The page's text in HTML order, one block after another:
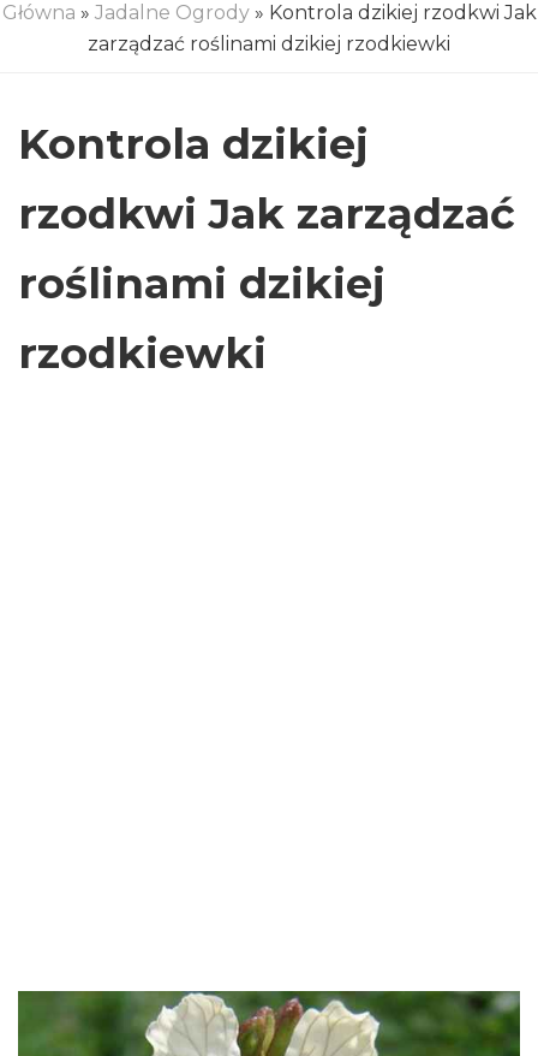
Główna » Jadalne Ogrody» Kontrola dzikiej rzodkwi Jak
zarządzać roślinami dzikiej rzodkiewki
Kontrola dzikiej
rzodkwi Jak zarządzać
roślinami dzikiej
rzodkiewki